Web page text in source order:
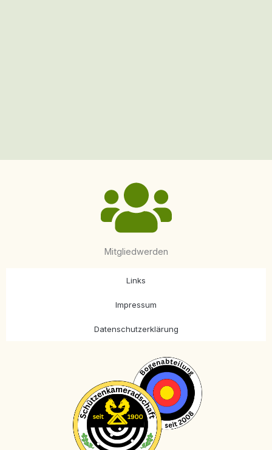
Mitgliedwerden
Links
Impressum
Datenschutzerklärung